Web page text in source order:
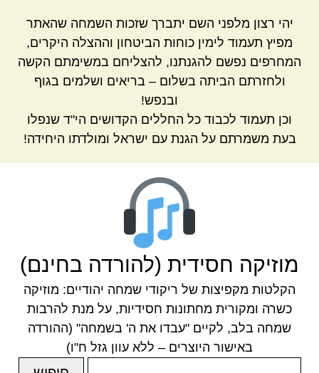
יהי רצון מלפני השם יתברך שזכות השמחה שהאתר
מפיץ תעמוד לימין כוחות הביטחון וההצלה היקרים,
המחרפים נפשם להגנתנו, להצליחם במשימתם הקשה
ולחזרתם הביתה בשלום – בריאים ושלמים בגוף
ובנפש!
וכן תעמוד לכבוד כל החללים הקדושים הי"ד שנפלו
בעת משמרתם על הגנת עם ישראל ומולדתו היחידה!
מוזיקה חסידית (להורדה בחינם)
הקלטות מקפיצות של ריקודי שמחה יהודיים: מוזיקה
כשרה ומקורית מחתונות חסידיות, על מנת להרבות
שמחה בלב, לקיים "עבדו את ה' בשמחה" (ההורדה
באישור היוצרים – ללא עוון גזל ח"ו)